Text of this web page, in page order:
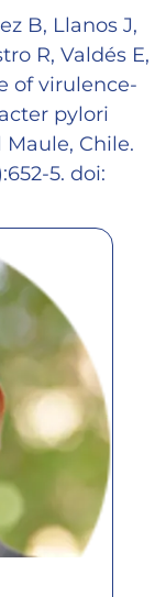
B, Llanos J,
R, Valdés E,
of virulence-
pylori
Chile.
5. doi: